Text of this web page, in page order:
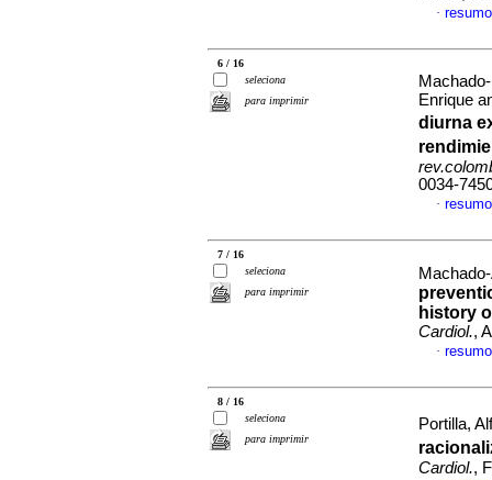
·
6 / 16
seleciona
para imprimir
Enrique
diurna
0034-
·
7 / 16
seleciona
para imprimir
history
Cardiol.,
·
8 / 16
seleciona
para imprimir
Portilla,
Cardiol.,